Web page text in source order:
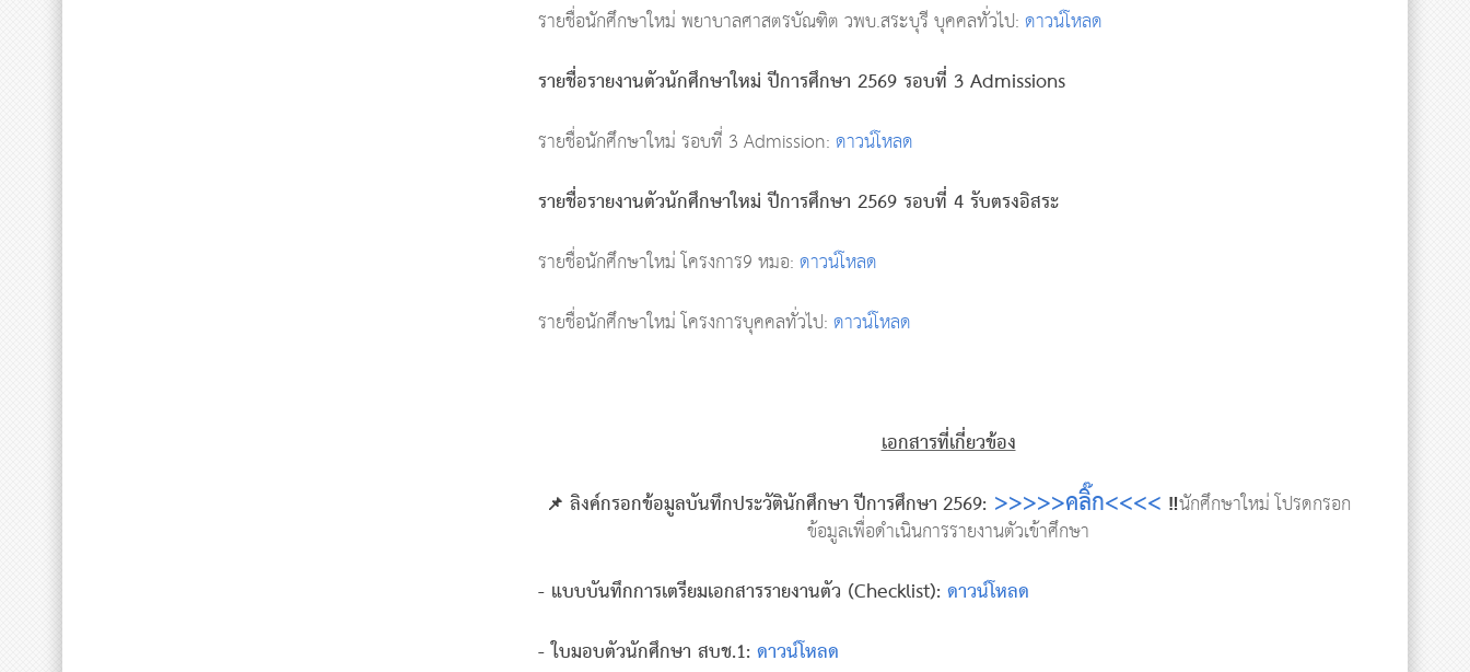
รายชื่อนักศึกษาใหม่ พยาบาลศาสตรบัณฑิต วพบ.สระบุรี บุคคลทั่วไป:ดาวน์โหลด
รายชื่อรายงานตัวนักศึกษาใหม่ ปีการศึกษา 2569 รอบที่ 3 Admissions
รายชื่อนักศึกษาใหม่ รอบที่ 3 Admission:ดาวน์โหลด
รายชื่อรายงานตัวนักศึกษาใหม่ ปีการศึกษา 2569 รอบที่ 4 รับตรงอิสระ
รายชื่อนักศึกษาใหม่ โครงการ9 หมอ:ดาวน์โหลด
รายชื่อนักศึกษาใหม่ โครงการบุคคลทั่วไป:ดาวน์โหลด
เอกสารที่เกี่ยวข้อง
📌 ลิงค์กรอกข้อมูลบันทึกประวัตินักศึกษาปีการศึกษา2569: >>>>>คลิ๊ก<<<< ‼️นักศึกษาใหม่ โปรดกรอก
ข้อมูลเพื่อดำเนินการรายงานตัวเข้าศึกษา
- แบบบันทึกการเตรียมเอกสารรายงานตัว (Checklist): ดาวน์โหลด
- ใบมอบตัวนักศึกษา สบช.1: ดาวน์โหลด